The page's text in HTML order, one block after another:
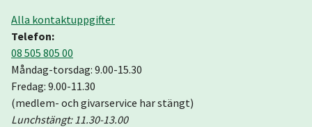
Alla kontaktuppgifter
Telefon:
08 505 805 00
Måndag-torsdag: 9.00-15.30
Fredag: 9.00-11.30
(medlem- och givarservice har stängt)
Lunchstängt: 11.30-13.00